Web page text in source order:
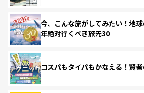
今、こんな旅がしてみたい！地
年絶対行くべき旅先30
コスパもタイパもかなえる！賢